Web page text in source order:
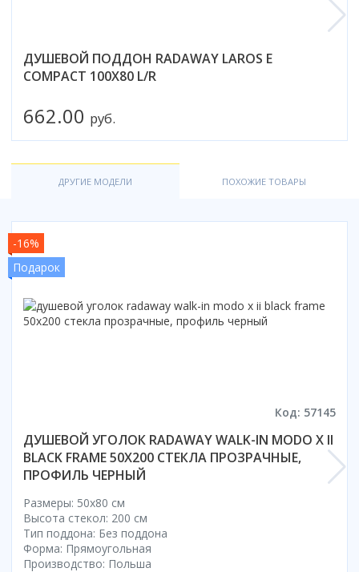
ДУШЕВОЙ ПОДДОН RADAWAY LAROS E
COMPACT 100X80 L/R
662.00 руб.
ДРУГИЕ МОДЕЛИ ПОХОЖИЕ ТОВАРЫ
-16%
Подарок
Код: 57145
ДУШЕВОЙ УГОЛОК RADAWAY WALK-IN MODO X II
BLACK FRAME 50X200 СТЕКЛА ПРОЗРАЧНЫЕ,
ПРОФИЛЬ ЧЕРНЫЙ
Размеры: 50x80 cм
Высота стекол: 200 см
Тип поддона: Без поддона
Форма: Прямоугольная
Производство: Польша